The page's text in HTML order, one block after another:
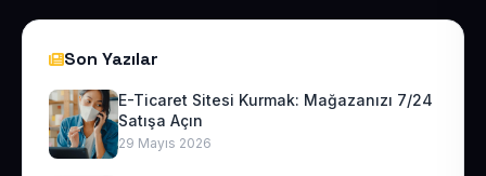
Son Yazılar
E-Ticaret Sitesi Kurmak: Mağazanızı 7/24
Satışa Açın
29 Mayıs 2026